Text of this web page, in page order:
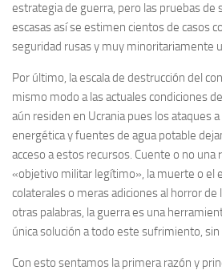
estrategia de guerra, pero las pruebas de
escasas así se estimen cientos de casos
seguridad rusas y muy minoritariamente
Por último, la escala de destrucción del
mismo modo a las actuales condiciones
aún residen en Ucrania pues los ataques
energética y fuentes de agua potable
acceso a estos recursos. Cuente o no una
«objetivo militar legítimo», la muerte o el
colaterales o meras adiciones al horror de
otras palabras, la guerra es una
única solución a todo este sufrimiento, sin
Con esto sentamos la primera razón y